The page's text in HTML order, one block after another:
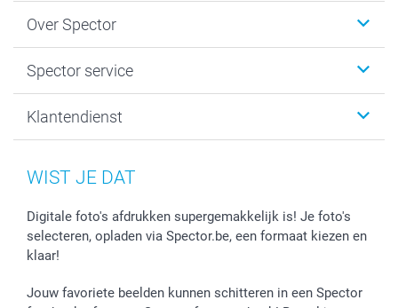
Kaartjes
Fotoboeken
Fotoprints, Fotoposter & Fotoalbum met fotoprints
Fotokaders, Decoratie en Snoepjes
Stickers en Etiketten
Over Spector
Sitemap
Privacybeleid
Spector service
smartbonus
Mijn orderstatus
Klantendienst
WIST JE DAT
Digitale foto's afdrukken supergemakkelijk is! Je foto's
selecteren, opladen via Spector.be, een formaat kiezen en
klaar!
Jouw favoriete beelden kunnen schitteren in een Spector